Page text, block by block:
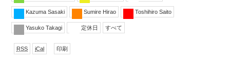
Kazuma Sasaki Sumire Hirao Toshihiro Saito
Yasuko Takagi 定休日 すべて
RSS
購
iCal
式
印刷
示